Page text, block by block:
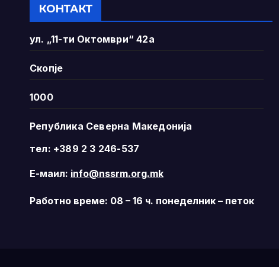
КОНТАКТ
ул. „11-ти Октомври“ 42а
Скопје
1000
Република Северна Македонија
тел: +389 2 3 246-537
Е-маил: info@nssrm.org.mk
Работно време: 08 – 16 ч. понеделник – петок